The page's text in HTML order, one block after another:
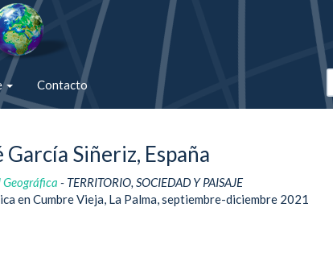
Contacto
Siñeriz, España
- TERRITORIO, SOCIEDAD Y PAISAJE
en Cumbre Vieja, La Palma, septiembre-diciembre 2021